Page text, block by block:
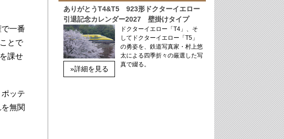
一番
とで
課せ
ッテ
無関
ありがとうT4&T5 923形ドクターイエロー
引退記念カレンダー2027 壁掛けタイプ
»詳細を見る
ドクターイエロー「T4」、そ
してドクターイエロー「T5」
の勇姿を、鉄道写真家・村上悠
太による四季折々の厳選した写
真で綴る。